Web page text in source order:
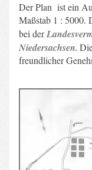
Der Plan ist ein
Maßstab 1 : 5000.
bei der
Niedersachsen.
freundlicher